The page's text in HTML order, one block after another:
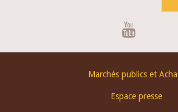
Marchés publics et
Espace presse